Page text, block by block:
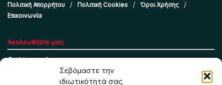
Σεβόμαστε την
ιδιωτικότητά σας
Πολιτική Απορρήτου Πολιτική Cookies
Όροι Χρήσης
Επικοινωνία
Ακολουθήστε μας